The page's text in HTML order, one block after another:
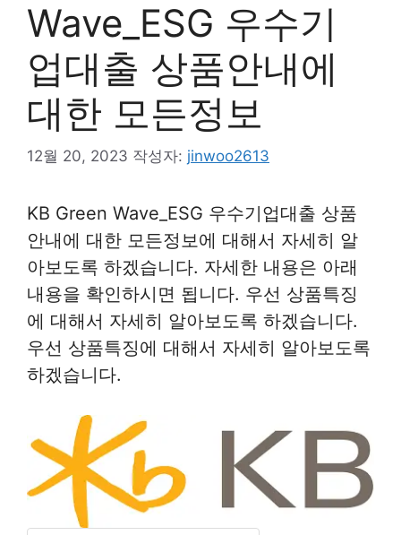
Wave_ESG 우수기
업대출 상품안내에
대한 모든정보
12월 20, 2023 작성자: jinwoo2613
KB Green Wave_ESG 우수기업대출 상품
안내에 대한 모든정보에 대해서 자세히 알
아보도록 하겠습니다. 자세한 내용은 아래
내용을 확인하시면 됩니다. 우선 상품특징
에 대해서 자세히 알아보도록 하겠습니다.
우선 상품특징에 대해서 자세히 알아보도록
하겠습니다.